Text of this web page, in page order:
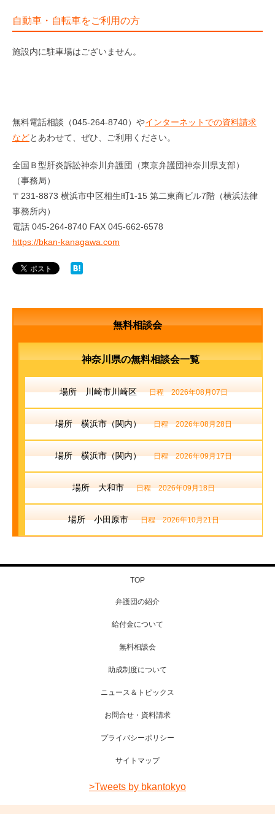
自動車・自転車をご利用の方
施設内に駐車場はございません。
無料電話相談（045-264-8740）やインターネットでの資料請求
などとあわせて、ぜひ、ご利用ください。
全国Ｂ型肝炎訴訟神奈川弁護団（東京弁護団神奈川県支部）
（事務局）
〒231-8873 横浜市中区相生町1-15 第二東商ビル7階（横浜法律
事務所内）
電話 045-264-8740 FAX 045-662-6578
https://bkan-kanagawa.com
無料相談会
神奈川県の無料相談会一覧
場所 川崎市川崎区 日程 2026年08月07日
場所 横浜市（関内） 日程 2026年08月28日
場所 横浜市（関内） 日程 2026年09月17日
場所 大和市 日程 2026年09月18日
場所 小田原市 日程 2026年10月21日
TOP
弁護団の紹介
給付金について
無料相談会
助成制度について
ニュース＆トピックス
お問合せ・資料請求
プライバシーポリシー
サイトマップ
>Tweets by bkantokyo